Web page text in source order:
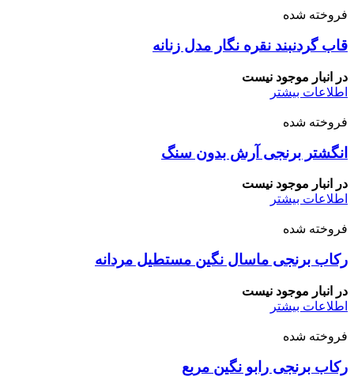
فروخته شده
قاب گردنبند نقره نگار مدل زنانه
در انبار موجود نیست
اطلاعات بیشتر
فروخته شده
انگشتر برنجی آرش بدون سنگ
در انبار موجود نیست
اطلاعات بیشتر
فروخته شده
رکاب برنجی ماسال نگین مستطیل مردانه
در انبار موجود نیست
اطلاعات بیشتر
فروخته شده
رکاب برنجی رابو نگین مربع